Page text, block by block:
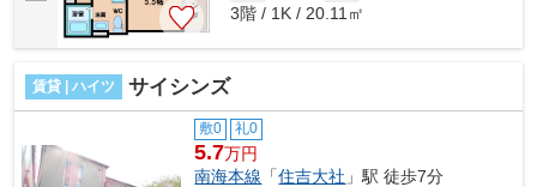
3階 / 1K / 20.11㎡
賃貸 | ハイツ サイシンズ
敷0 礼0
5.7万円
南海本線 「住吉大社 」駅 徒歩7分